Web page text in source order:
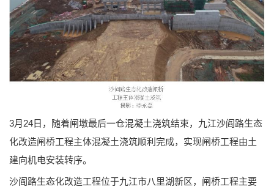
3月24日，随着闸墩最后一仓混凝土浇筑结束，九江沙阎路生态
化改造闸桥工程主体混凝土浇筑顺利完成，实现闸桥工程由土
建向机电安装转序。
沙阎路生态化改造工程位于九江市八里湖新区，闸桥工程主要